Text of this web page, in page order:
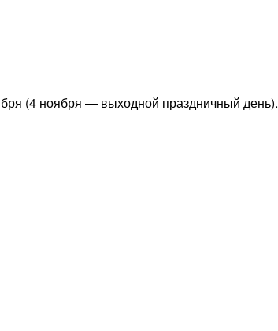
(4 ноября — выходной праздничный день).